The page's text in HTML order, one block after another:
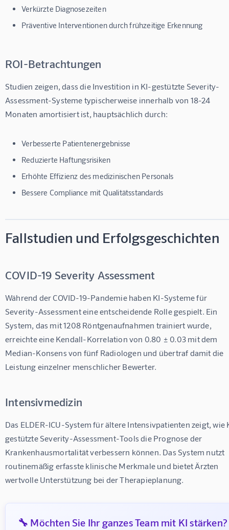
Verkürzte Diagnosezeiten
Präventive Interventionen durch frühzeitige Erkennung
ROI-Betrachtungen
Studien zeigen, dass die Investition in KI-gestützte Severity-
Assessment-Systeme typischerweise innerhalb von 18-24
Monaten amortisiert ist, hauptsächlich durch:
Verbesserte Patientenergebnisse
Reduzierte Haftungsrisiken
Erhöhte Effizienz des medizinischen Personals
Bessere Compliance mit Qualitätsstandards
Fallstudien und Erfolgsgeschichten
COVID-19 Severity Assessment
Während der COVID-19-Pandemie haben KI-Systeme für
Severity-Assessment eine entscheidende Rolle gespielt. Ein
System, das mit 1208 Röntgenaufnahmen trainiert wurde,
erreichte eine Kendall-Korrelation von 0.80 ± 0.03 mit dem
Median-Konsens von fünf Radiologen und übertraf damit die
Leistung einzelner menschlicher Bewerter.
Intensivmedizin
Das ELDER-ICU-System für ältere Intensivpatienten zeigt, wie
gestützte Severity-Assessment-Tools die Prognose der
Krankenhausmortalität verbessern können. Das System nutzt
routinemäßig erfasste klinische Merkmale und bietet Ärzten
wertvolle Unterstützung bei der Therapieplanung.
🔧 Möchten Sie Ihr ganzes Team mit KI stärken?